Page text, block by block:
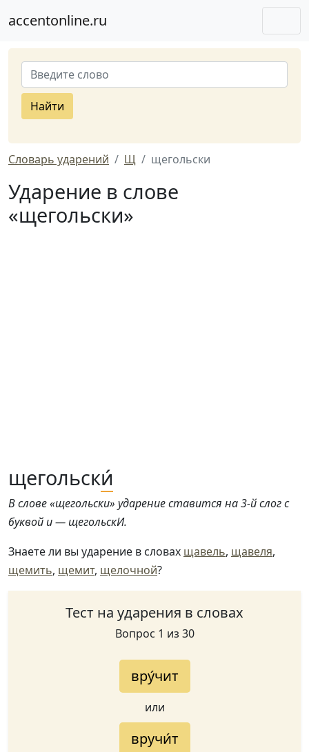
accentonline.ru
Найти
Словарь ударений Щ щегольски
Ударение в слове
«щегольски»
щегольски́
В слове «щегольски» ударение ставится на 3-й слог с
буквой и — щегольскИ.
Знаете ли вы ударение в словах щавель, щавеля,
щемить, щемит, щелочной?
Тест на ударения в словах
Вопрос 1 из 30
вру́чит
или
вручи́т